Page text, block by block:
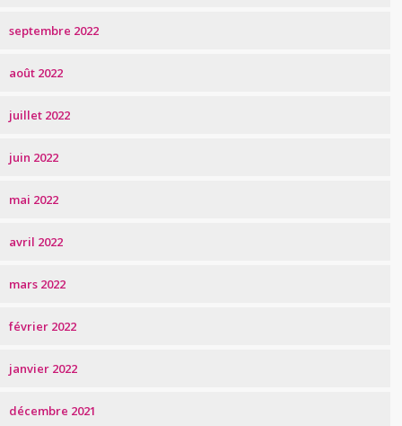
septembre 2022
août 2022
juillet 2022
juin 2022
mai 2022
avril 2022
mars 2022
février 2022
janvier 2022
décembre 2021